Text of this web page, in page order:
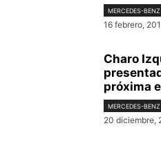
MERCEDES-
16 febrero,
Charo
próxima
MERCEDES-
20 diciembre,